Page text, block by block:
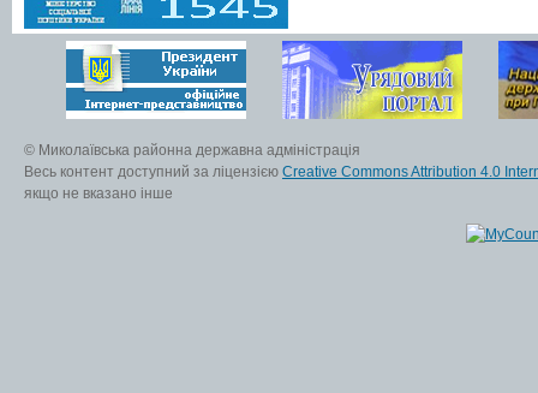
© Миколаївська районна державна адміністрація
Весь контент доступний за ліцензією Creative Commons Attribution 4.0
якщо не вказано інше